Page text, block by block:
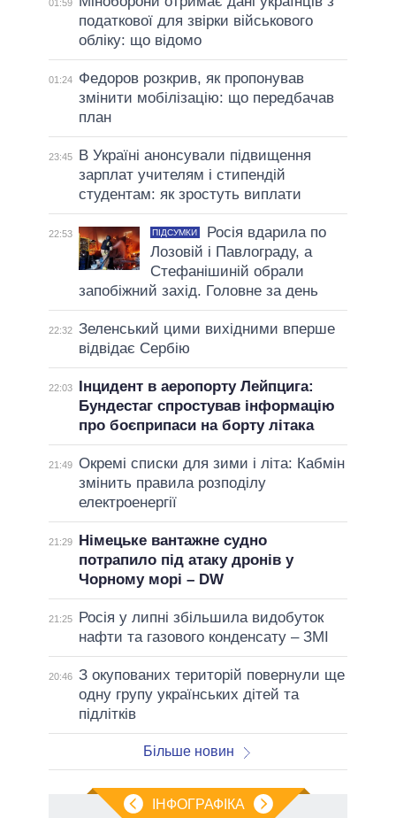
01:59
податкової для звірки військового
обліку: що відомо
01:24
Федоров розкрив, як пропонував
змінити мобілізацію: що передбачав
план
23:45
В Україні анонсували підвищення
зарплат учителям і стипендій
студентам: як зростуть виплати
22:53 ПІДСУМКИ
Росія вдарила по
Лозовій і Павлограду, а
Стефанішиній обрали
запобіжний захід. Головне за день
22:32 Зеленський цими вихідними вперше
відвідає Сербію
22:03
Інцидент в аеропорту Лейпцига:
Бундестаг спростував інформацію
про боєприпаси на борту літака
21:49 Окремі списки для зими і літа: Кабмін
змінить правила розподілу
електроенергії
21:29
Німецьке вантажне судно
потрапило під атаку дронів у
Чорному морі – DW
21:25
Росія у липні збільшила видобуток
нафти та газового конденсату – ЗМІ
20:46 З окупованих територій повернули ще
одну групу українських дітей та
підлітків
Більше новин
ІНФОГРАФІКА